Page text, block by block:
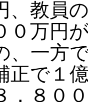
、教員
０万円
、一方
正で１
，８０